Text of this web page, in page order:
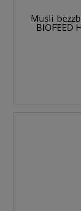
Musli
BIOFEED